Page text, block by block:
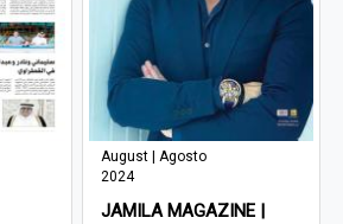
August | Agosto
2024
JAMILA MAGAZINE |